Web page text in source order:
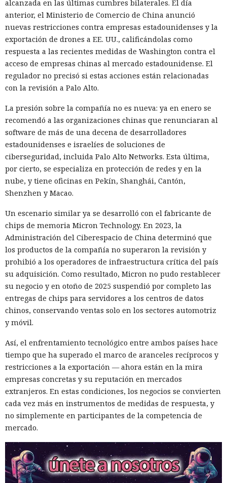
alcanzada en las últimas cumbres bilaterales. El día
anterior, el Ministerio de Comercio de China anunció
nuevas restricciones contra empresas estadounidenses y la
exportación de drones a EE. UU., calificándolas como
respuesta a las recientes medidas de Washington contra el
acceso de empresas chinas al mercado estadounidense. El
regulador no precisó si estas acciones están relacionadas
con la revisión a Palo Alto.
La presión sobre la compañía no es nueva: ya en enero se
recomendó a las organizaciones chinas que renunciaran al
software de más de una decena de desarrolladores
estadounidenses e israelíes de soluciones de
ciberseguridad, incluida Palo Alto Networks. Esta última,
por cierto, se especializa en protección de redes y en la
nube, y tiene oficinas en Pekín, Shanghái, Cantón,
Shenzhen y Macao.
Un escenario similar ya se desarrolló con el fabricante de
chips de memoria Micron Technology. En 2023, la
Administración del Ciberespacio de China determinó que
los productos de la compañía no superaron la revisión y
prohibió a los operadores de infraestructura crítica del país
su adquisición. Como resultado, Micron no pudo restablecer
su negocio y en otoño de 2025 suspendió por completo las
entregas de chips para servidores a los centros de datos
chinos, conservando ventas solo en los sectores automotriz
y móvil.
Así, el enfrentamiento tecnológico entre ambos países hace
tiempo que ha superado el marco de aranceles recíprocos y
restricciones a la exportación — ahora están en la mira
empresas concretas y su reputación en mercados
extranjeros. En estas condiciones, los negocios se convierten
cada vez más en instrumentos de medidas de respuesta, y
no simplemente en participantes de la competencia de
mercado.